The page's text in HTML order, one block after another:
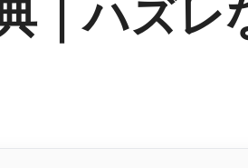
｜ハズレ